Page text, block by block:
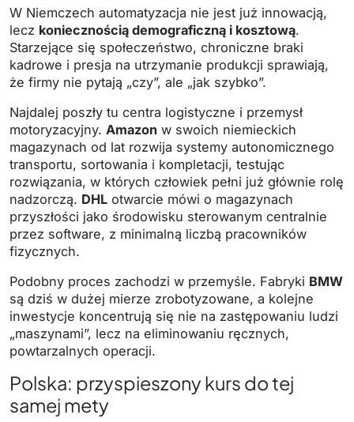
W Niemczech automatyzacja nie jest już innowacją,
lecz koniecznością demograficzną i kosztową.
Starzejące się społeczeństwo, chroniczne braki
kadrowe i presja na utrzymanie produkcji sprawiają,
że firmy nie pytają „czy”, ale „jak szybko”.
Najdalej poszły tu centra logistyczne i przemysł
motoryzacyjny. Amazon w swoich niemieckich
magazynach od lat rozwija systemy autonomicznego
transportu, sortowania i kompletacji, testując
rozwiązania, w których człowiek pełni już głównie rolę
nadzorczą. DHL otwarcie mówi o magazynach
przyszłości jako środowisku sterowanym centralnie
przez software, z minimalną liczbą pracowników
fizycznych.
Podobny proces zachodzi w przemyśle. Fabryki BMW
są dziś w dużej mierze zrobotyzowane, a kolejne
inwestycje koncentrują się nie na zastępowaniu ludzi
„maszynami”, lecz na eliminowaniu ręcznych,
powtarzalnych operacji.
Polska: przyspieszony kurs do tej
samej mety